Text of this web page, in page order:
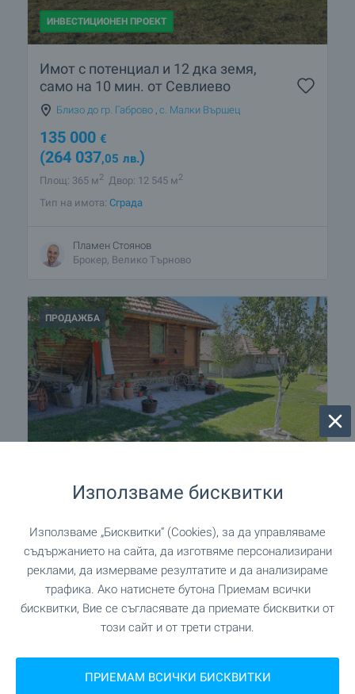
ИНВЕСТИЦИОНЕН ПРОЕКТ
Имот с потенциал и 12 дка земя,
само на 10 мин. от Севлиево
Близо до гр. Габрово с. Малки Вършец
135 000 €
(264 037,05 лв.)
Площ: 365 м2 Двор: 12 545 м2
Тип на имота: Сграда
Пламен Стоянов
Брокер, Велико Търново
ПРОДАЖБА
Търговски имот с потенциал в село
Близо до гр. Кюстендил
215 000€
(420 503,45 лв.)
Площ: 13 000 м2Двор: не
Тип на имота:Къща
Николай Димитров
Използваме бисквитки
Използваме „Бисквитки“ (Cookies), за да управляваме
съдържанието на сайта, да изготвяме персонализирани
реклами, да измерваме резултатите и да анализираме
трафика. Ако натиснете бутона Приемам всички
бисквитки, Вие се съгласявате да приемате бисквитки от
този сайт и от трети страни.
ПРИЕМАМ ВСИЧКИ БИСКВИТКИ